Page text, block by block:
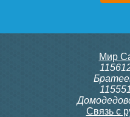
Мир
115551
Связь с